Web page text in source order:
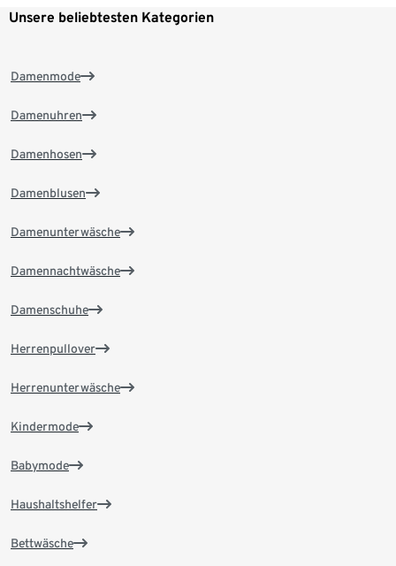
Unsere beliebtesten Kategorien
Damenmode
Damenuhren
Damenhosen
Damenblusen
Damenunterwäsche
Damennachtwäsche
Damenschuhe
Herrenpullover
Herrenunterwäsche
Kindermode
Babymode
Haushaltshelfer
Bettwäsche